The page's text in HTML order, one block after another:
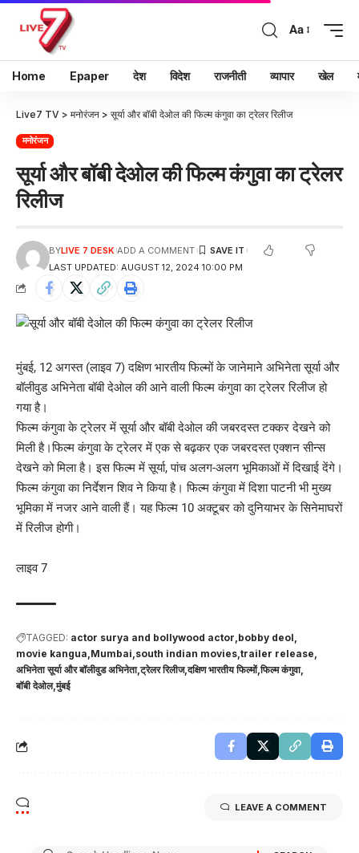
Aa
Home Epaper देश विदेश राजनीती व्यापार खेल
Live7 TV > मनोरंजन > सूर्या और बॉबी देओल की फिल्म कंगुवा का ट्रेलर रिलीज
मनोरंजन
सूर्या और बॉबी देओल की फिल्म कंगुवा का ट्रेलर
रिलीज
LAST UPDATED: AUGUST 12, 2024 10:00 PM
BYLIVE 7 DESK ADD A COMMENT
मुंबई, 12 अगस्त (लाइव 7) दक्षिण भारतीय फिल्मों के जानेमाने अभिनेता सूर्या और
बॉलीवुड अभिनेता बॉबी देओल की आने वाली फिल्म कंगुवा का ट्रेलर रिलीज हो
गया है।
फिल्म कंगुवा के ट्रेलर में सूर्या और बॉबी देओल की जबरदस्त टक्कर देखने को
मिली है।फिल्म कंगुवा के ट्रेलर में एक से बढ़कर एक जबरदस्त एक्शन सीन्स
देखने को मिला है। इस फिल्म में सूर्या, पांच अलग-अलग भूमिकाओं में दिखाई देंगे।
फिल्म कंगुवा का निर्देशन शिव ने किया है। फिल्म कंगुवा में दिशा पाटनी भी मुख्य
भूमिका में नजर आने वाली हैं। यह फिल्म 10 अक्टूबर को दुनियाभर के सिनेमाघरों
में रिलीज होगी।
लाइव 7
TAGGED: actor surya and bollywood actor bobby deol
movie kangua Mumbai south indian movies trailer release
अभिनेता सूर्या और बॉलीवुड अभिनेता ट्रेलर रिलीज दक्षिण भारतीय फिल्मों फिल्म कंगुवा
बॉबी देओल मुंबई
LEAVE A COMMENT